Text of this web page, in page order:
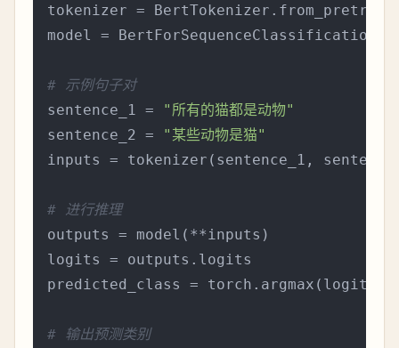
tokenizer =
model =
# 示例句子对
sentence_1 =
"所有的猫都是动物"
sentence_2 =
"某些动物是猫"
inputs = tokenizer(sentence_1,
# 进行推理
outputs = model(**inputs)
logits = outputs.logits
predicted_class = torch.argmax(logits,
# 输出预测类别